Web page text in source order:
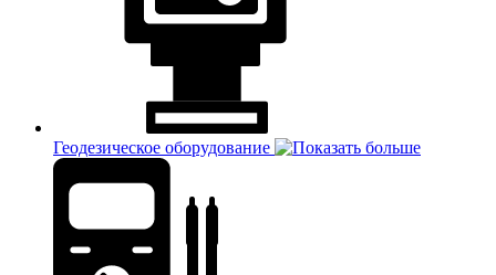
Геодезическое оборудование